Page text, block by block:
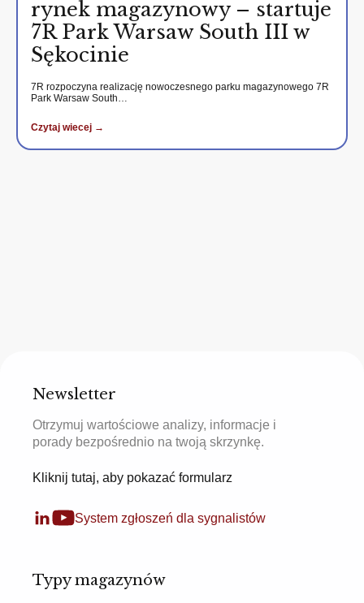
rynek magazynowy – startuje
7R Park Warsaw South III w
Sękocinie
7R rozpoczyna realizację nowoczesnego parku magazynowego 7R
Park Warsaw South…
Czytaj wiecej →
Newsletter
Otrzymuj wartościowe analizy, informacje i
porady bezpośrednio na twoją skrzynkę.
Kliknij tutaj, aby pokazać formularz
System zgłoszeń dla sygnalistów
Typy magazynów